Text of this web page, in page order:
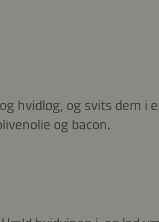
hvidløg, og svits dem i
og bacon.